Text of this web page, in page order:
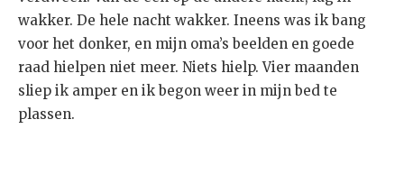
wakker. De hele nacht wakker. Ineens was ik bang
voor het donker, en mijn oma’s beelden en goede
raad hielpen niet meer. Niets hielp. Vier maanden
sliep ik amper en ik begon weer in mijn bed te
plassen.